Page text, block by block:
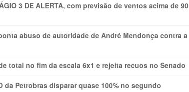
3 DE ALERTA, com previsão de ventos acima de 90
abuso de autoridade de André Mendonça contra a
total no fim da escala 6x1 e rejeita recuos no Senado
da Petrobras disparar quase 100% no segundo